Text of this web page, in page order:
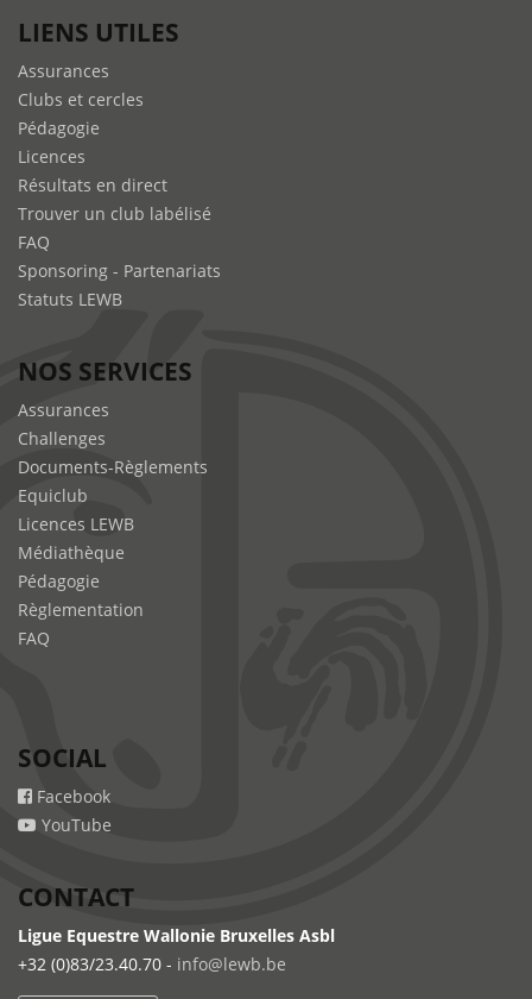
LIENS UTILES
Assurances
Clubs et cercles
Pédagogie
Licences
Résultats en direct
Trouver un club labélisé
FAQ
Sponsoring - Partenariats
Statuts LEWB
NOS SERVICES
Assurances
Challenges
Documents-Règlements
Equiclub
Licences LEWB
Médiathèque
Pédagogie
Règlementation
FAQ
SOCIAL
Facebook
YouTube
CONTACT
Ligue Equestre Wallonie Bruxelles Asbl
+32 (0)83/23.40.70 - info@lewb.be